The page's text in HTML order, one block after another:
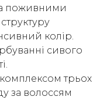
поживними
колір.
сивого
трьох
за волоссям